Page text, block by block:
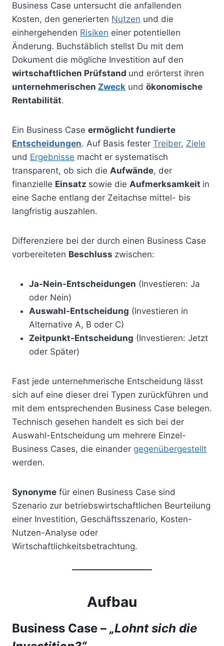
Business Case untersucht die anfallenden
Kosten, den generierten Nutzen und die
einhergehenden Risiken einer potentiellen
Änderung. Buchstäblich stellst Du mit dem
Dokument die mögliche Investition auf den
wirtschaftlichen Prüfstand und erörterst ihren
unternehmerischen Zweck und ökonomische
Rentabilität.
Ein Business Case ermöglicht fundierte
Entscheidungen. Auf Basis fester Treiber, Ziele
und Ergebnisse macht er systematisch
transparent, ob sich die Aufwände, der
finanzielle Einsatz sowie die Aufmerksamkeit in
eine Sache entlang der Zeitachse mittel- bis
langfristig auszahlen.
Differenziere bei der durch einen Business Case
vorbereiteten Beschluss zwischen:
Ja-Nein-Entscheidungen (Investieren: Ja
oder Nein)
Auswahl-Entscheidung (Investieren in
Alternative A, B oder C)
Zeitpunkt-Entscheidung (Investieren: Jetzt
oder Später)
Fast jede unternehmerische Entscheidung lässt
sich auf eine dieser drei Typen zurückführen und
mit dem entsprechenden Business Case belegen.
Technisch gesehen handelt es sich bei der
Auswahl-Entscheidung um mehrere Einzel-
Business Cases, die einander gegenübergestellt
werden.
Synonyme für einen Business Case sind
Szenario zur betriebswirtschaftlichen Beurteilung
einer Investition, Geschäftsszenario, Kosten-
Nutzen-Analyse oder
Wirtschaftlichkeitsbetrachtung.
Aufbau
Business Case – „Lohnt sich die